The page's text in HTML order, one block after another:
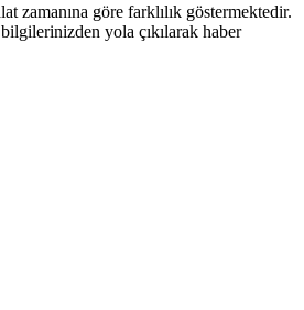
zamanına göre farklılık göstermektedir.
yola çıkılarak haber